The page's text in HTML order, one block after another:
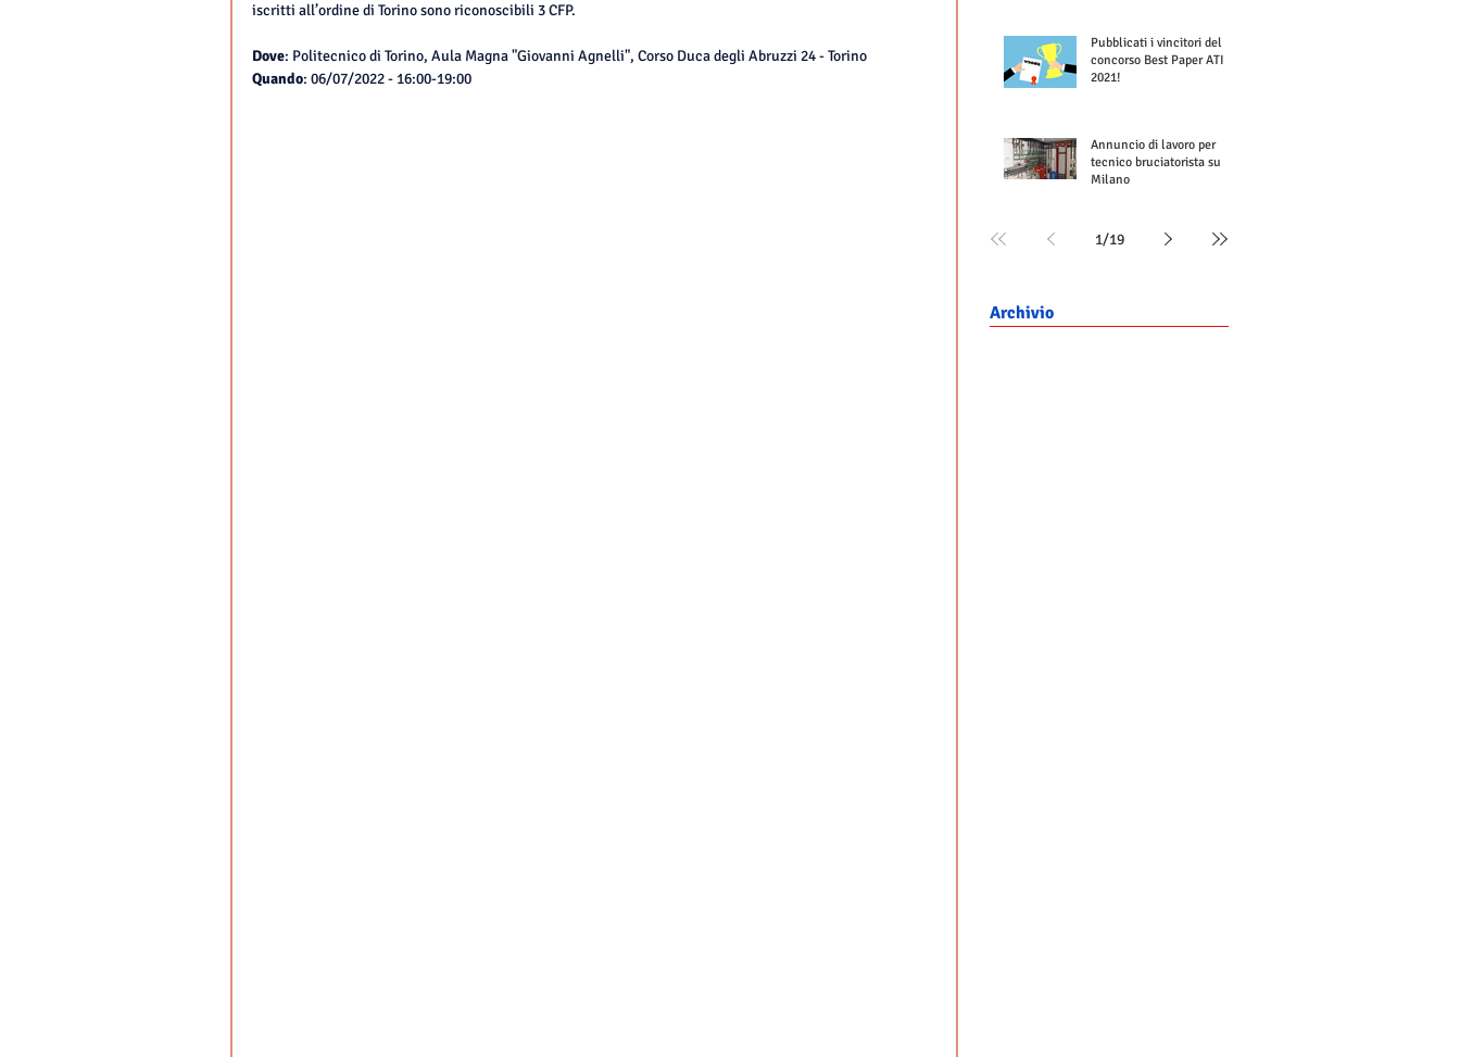
iscritti all’ordine di Torino sono riconoscibili 3 CFP.
Dove: Politecnico di Torino, Aula Magna "Giovanni Agnelli", Corso Duca degli Abruzzi 24 - Torino
Quando: 06/07/2022 - 16:00-19:00
Pubblicati i vincitori del
concorso Best Paper ATI
2021!
Annuncio di lavoro per
tecnico bruciatorista su
Milano
1/19
Archivio